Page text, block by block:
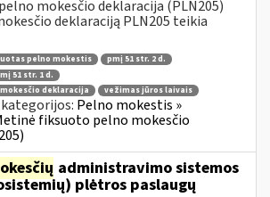
mokesčio deklaracija (PLN205)
deklaraciją PLN205 teikia
pelno mokestis
pmį 51 str. 2 d.
51 str. 1 d.
deklaracija
vežimas jūros laivais
Pelno mokestis »
fiksuoto pelno mokesčio
administravimo sistemos
plėtros paslaugų